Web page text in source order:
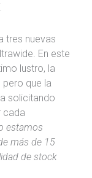
tres nuevas
En este
lustro, la
que la
solicitando
cada
estamos
más de 15
de stock